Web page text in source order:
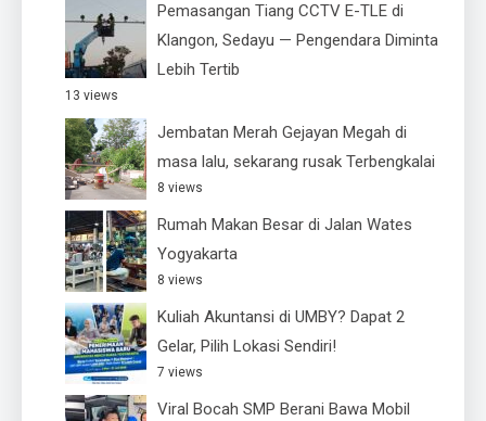
Pemasangan Tiang CCTV E-TLE di
Klangon, Sedayu — Pengendara Diminta
Lebih Tertib
13 views
Jembatan Merah Gejayan Megah di
masa lalu, sekarang rusak Terbengkalai
8 views
Rumah Makan Besar di Jalan Wates
Yogyakarta
8 views
Kuliah Akuntansi di UMBY? Dapat 2
Gelar, Pilih Lokasi Sendiri!
7 views
Viral Bocah SMP Berani Bawa Mobil